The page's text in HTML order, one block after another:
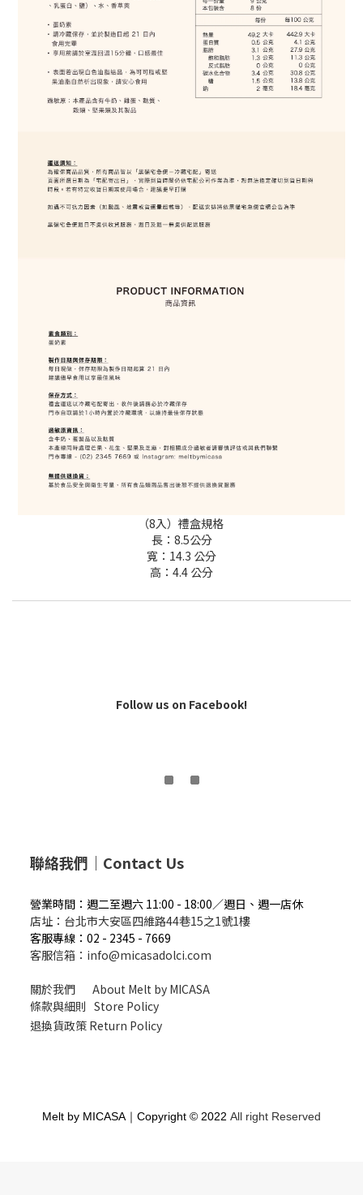
（8入）禮盒規格
長：8.5公分
寬：14.3 公分
高：4.4 公分
Follow us on Facebook!
聯絡我們｜Contact Us
營業時間：週二至週六 11:00 - 18:00／週日、週一店休
店址： 台北市大安區四維路44巷15之1號1樓
客服專線：02 - 2345 - 7669
客服信箱：info@micasadolci.com
關於我們 About Melt by MICASA
條款與細則 Store Policy
退換貨政策 Return Policy
Melt by MICASA｜Copyright © 2022 All right Reserved